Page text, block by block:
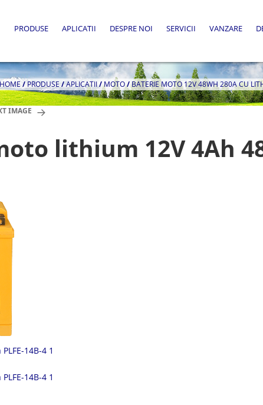
PRODUSE APLICATII DESPRE NOI SERVICII VANZARE
HOME/PRODUSE /APLICATII/MOTO/BATERIE MOTO 12V 48WH 280A CU
IMAGE
lithium 12V 4Ah
14B-4 1
14B-4 1